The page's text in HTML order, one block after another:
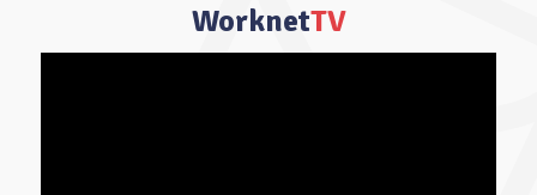
WorknetTV